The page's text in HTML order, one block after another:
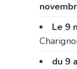
Le 9
du 9